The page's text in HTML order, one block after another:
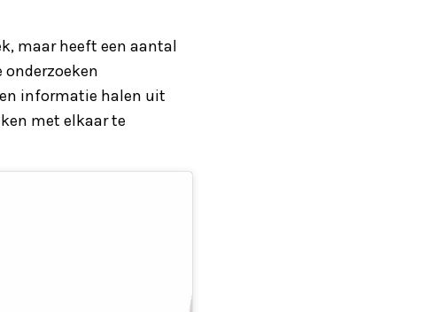
maar heeft een aantal
onderzoeken
informatie halen uit
met elkaar te